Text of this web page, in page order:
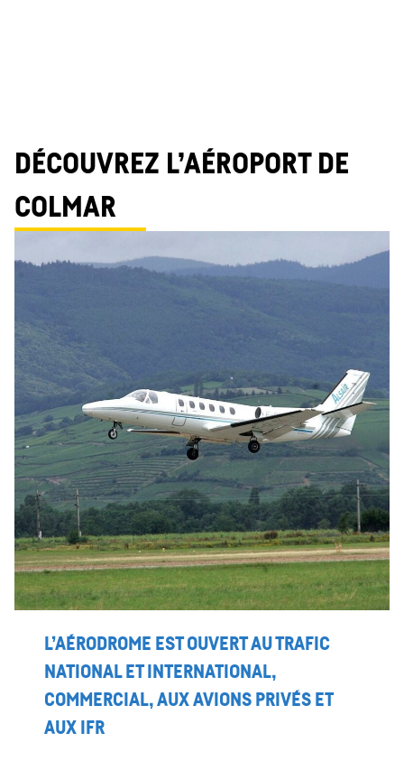
DÉCOUVREZ L’AÉROPORT DE
COLMAR
L’AÉRODROME EST OUVERT AU TRAFIC
NATIONAL ET INTERNATIONAL,
COMMERCIAL, AUX AVIONS PRIVÉS ET
AUX IFR